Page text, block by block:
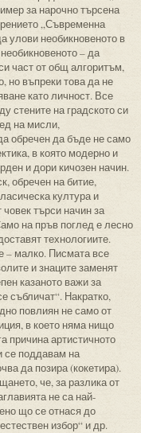
за нарочно търсена
„Съвременна
улови необикновеното в
– да
част от общ алгоритъм,
но въпреки това да не
като личност. Все
стените на градското си
на мисли,
обречен да бъде не само
в която модерно и
и дори кичозен начин.
обречен на битие,
култура и
търси начин за
на пръв поглед е лесно
технологиите.
– малко. Писмата все
и знаците заменят
казаното важи за
събличат“. Накратко,
повлиян не само от
в което няма нищо
причина артистичното
се поддавам на
да позира (кокетира).
че, за разлика от
не са най-
що се отнася до
избор“ и др.